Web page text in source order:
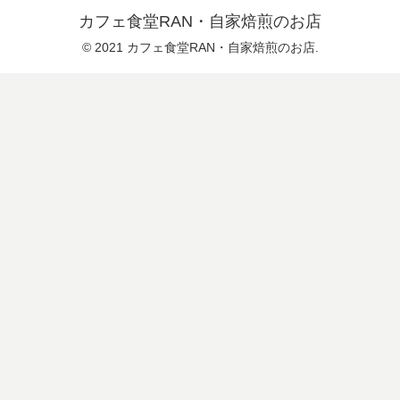
カフェ食堂RAN・自家焙煎のお店
© 2021 カフェ食堂RAN・自家焙煎のお店.